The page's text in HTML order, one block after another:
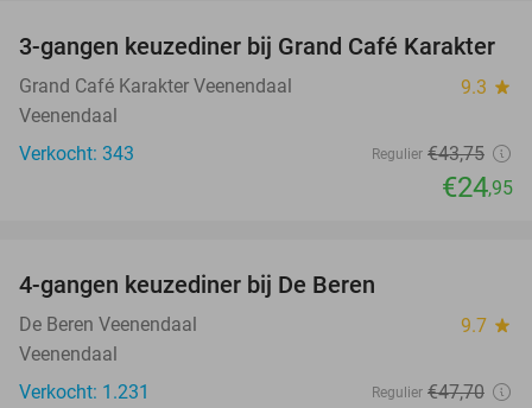
43%
3-gangen keuzediner bij Grand Café Karakter
Grand Café Karakter Veenendaal 9.3 star
Veenendaal
Verkocht: 343
Regulier €43,75
€24,95
4-gangen keuzediner bij De Beren
De Beren Veenendaal 9.7 star
Veenendaal
Verkocht: 1.231
Regulier €47,70